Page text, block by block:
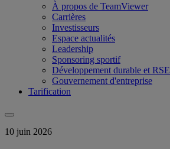
À propos de TeamViewer
Carrières
Investisseurs
Espace actualités
Leadership
Sponsoring sportif
Développement durable et RSE
Gouvernement d'entreprise
Tarification
10 juin 2026